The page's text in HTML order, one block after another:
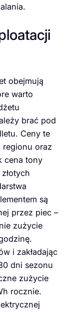
obejmują
warto
brać pod
Ceny te
regionu oraz
cena tony
są
przez piec –
zużycie
i zakładając
dni sezonu
zużycie
rocznie.